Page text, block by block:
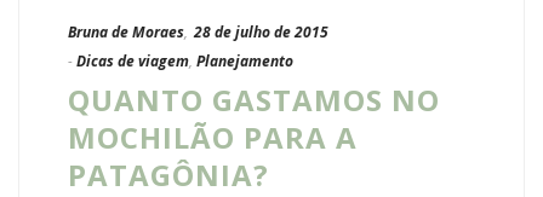
Bruna de Moraes, 28 de julho de 2015
- Dicas de viagem, Planejamento
QUANTO GASTAMOS NO
MOCHILÃO PARA A
PATAGÔNIA?